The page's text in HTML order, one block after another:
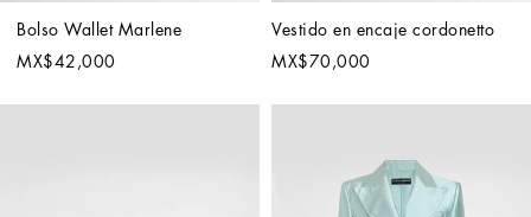
Bolso Wallet Marlene
MX$42,000
Vestido en encaje cordonetto
MX$70,000